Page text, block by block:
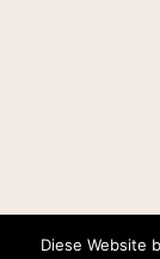
Diese Website